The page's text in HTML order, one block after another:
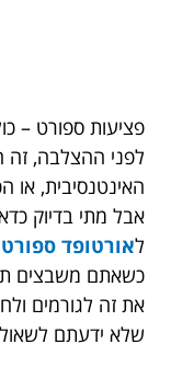
פציעות ספורט –
לפני ההצלבה,
האינטנסיבית, או
אבל מתי בדיוק
לאורטופד
כשאתם משבצים
את זה לגורמים
שלא ידעתם